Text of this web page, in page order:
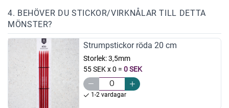
4. BEHÖVER DU STICKOR/VIRKNÅLAR TILL DETTA
MÖNSTER?
Strumpstickor röda 20 cm
Storlek:3,5mm
55 SEK x 0 = 0 SEK
1-2 vardagar